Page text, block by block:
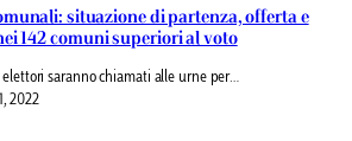
situazione di partenza, offerta e
142 comuni superiori al voto
saranno chiamati alle urne per…
2022